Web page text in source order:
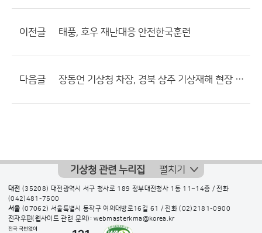
이전글 태풍, 호우 재난대응 안전한국훈련
다음글 장동언 기상청 차장, 경북 상주 기상재해 현장 방문
기상청 관련 누리집 펼치기
대전 (35208) 대전광역시 서구 청사로 189 정부대전청사 1동 11~14층 / 전화
(042)481-7500
서울 (07062) 서울특별시 동작구 여의대방로16길 61 / 전화(02)2181-0900
전자우편(웹사이트 관련 문의): webmasterkma@korea.kr